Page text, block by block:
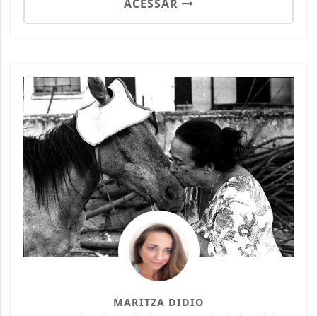
ACESSAR
MARITZA DIDIO